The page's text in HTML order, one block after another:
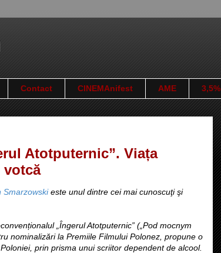
Contact CINEMAnifest AME 3,5%
Atotputernic”. Viața
votcă
Smarzowskieste unul dintre cei mai cunoscuţi şi
„Îngerul Atotputernic” („Pod mocnym
nominalizări la Premiile Filmului Polonez, propune o
prin prisma unui scriitor dependent de alcool.